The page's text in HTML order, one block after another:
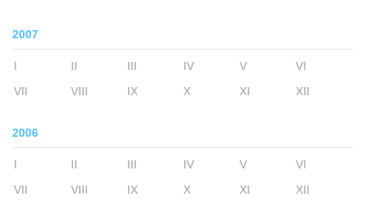
2007
I II III IV V
VI
VII
VIII IX X XI XII
2006
I II III IV V
VI
VII
VIII IX X XI XII